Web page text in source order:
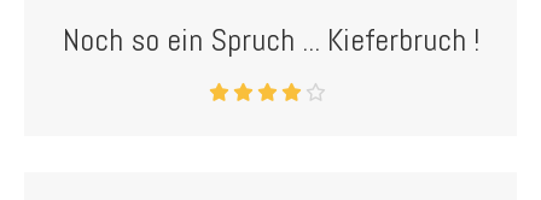
Noch so ein Spruch ... Kieferbruch !